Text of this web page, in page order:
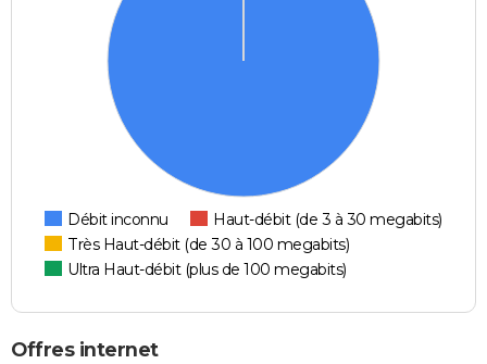
Débit inconnu
Haut-débit (de 3 à 30 megabits)
Très Haut-débit (de 30 à 100 megabits)
Ultra Haut-débit (plus de 100 megabits)
Offres internet